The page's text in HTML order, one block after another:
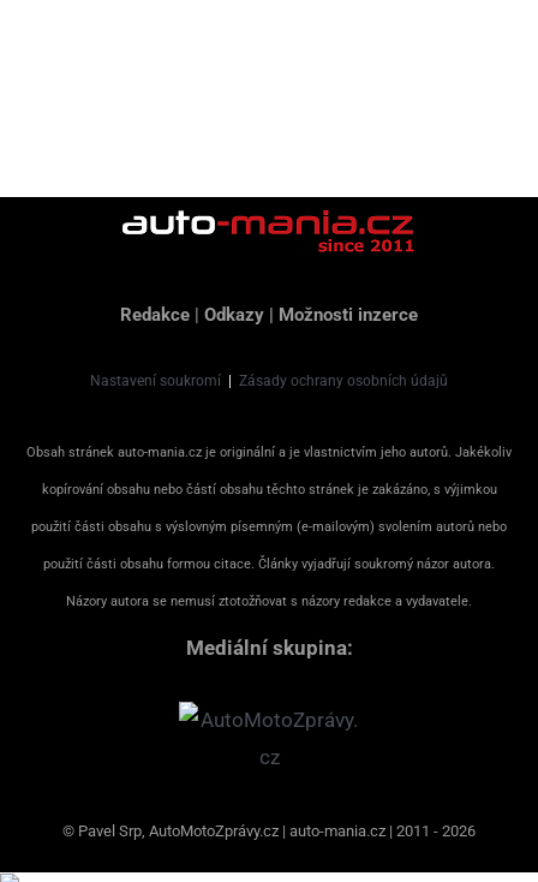
Redakce | Odkazy | Možnosti inzerce
Nastavení soukromí Zásady ochrany osobních údajů
Obsah stránek auto-mania.cz je originální a je vlastnictvím jeho autorů. Jakékoliv
kopírování obsahu nebo částí obsahu těchto stránek je zakázáno, s výjimkou
použití části obsahu s výslovným písemným (e-mailovým) svolením autorů nebo
použití části obsahu formou citace. Články vyjadřují soukromý názor autora.
Názory autora se nemusí ztotožňovat s názory redakce a vydavatele.
Mediální skupina:
© Pavel Srp, AutoMotoZprávy.cz | auto-mania.cz | 2011 - 2026